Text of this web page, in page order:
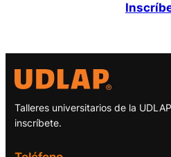
Talleres universitarios de la
inscríbete.